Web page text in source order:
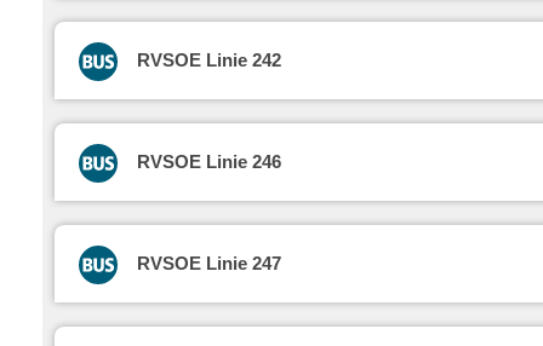
RVSOE Linie 242
RVSOE Linie 246
RVSOE Linie 247